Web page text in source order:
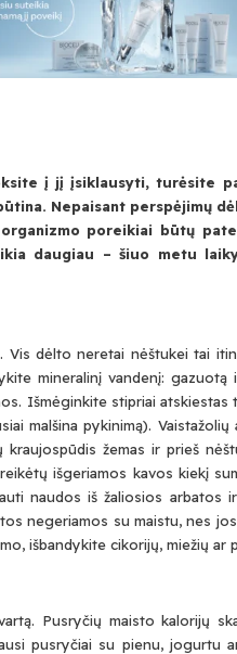
į jį įsiklausyti, turėsite
Nepaisant perspėjimų
poreikiai būtų
daugiau – šiuo metu
dėlto neretai nėštukei tai
mineralinį vandenį:
Išmėginkite stipriai atskiestas
malšina pykinimą).
žemas ir prieš
išgeriamos kavos kiekį
naudos iš žaliosios arbatos
negeriamos su maistu, nes
išbandykite cikorijų, miežių ar
Pusryčių maisto kalorijų
pusryčiai su pienu, jogurtu